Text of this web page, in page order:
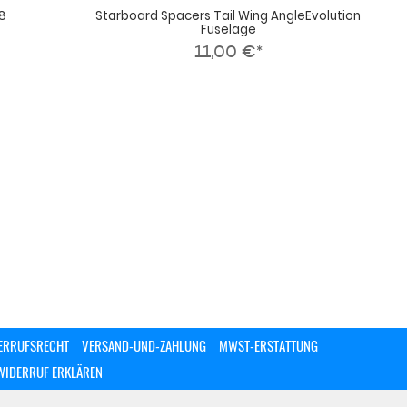
Starboard Spacers Tail Wing AngleEvolution
Fuselage
11,00 €*
VERSAND-UND-ZAHLUNG
MWST-ERSTATTUNG
ERKLÄREN